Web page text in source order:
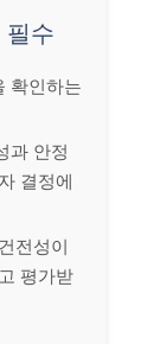
필수
확인하는
과 안정
결정에
전성이
평가받